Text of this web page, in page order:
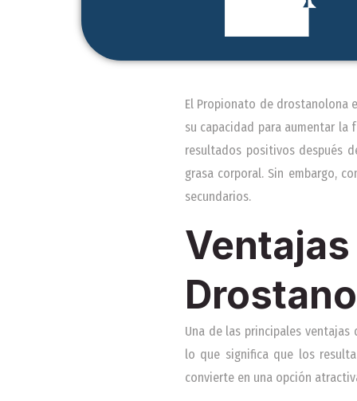
El Propionato de drostanolona
su capacidad para aumentar la
resultados positivos después
grasa corporal. Sin embargo,
secundarios.
Una de las principales
lo que significa que los
convierte en una opción